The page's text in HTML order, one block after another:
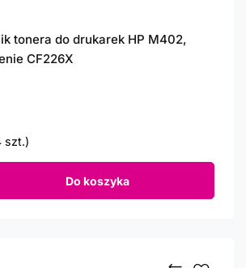
tonera do drukarek HP M402,
CF226X
szt.)
Do koszyka